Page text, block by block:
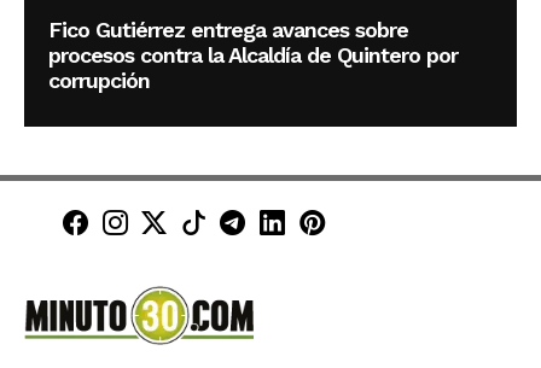
Fico Gutiérrez entrega avances sobre
procesos contra la Alcaldía de Quintero por
corrupción
Minuto30 en Facebook
Minuto30 en Instagram
Minuto30 en X (Twitter)
Minuto30 en TikTok
Canal de Minuto30 en
Minuto30 en LinkedIn
Minuto30 en